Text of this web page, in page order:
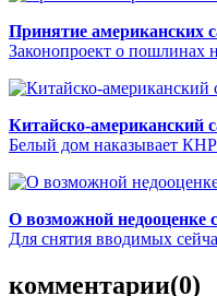
Принятие американских
Законопроект о пошлинах
Китайско-американский
Белый дом наказывает
О возможной
Для снятия вводимых
комментарии(0)